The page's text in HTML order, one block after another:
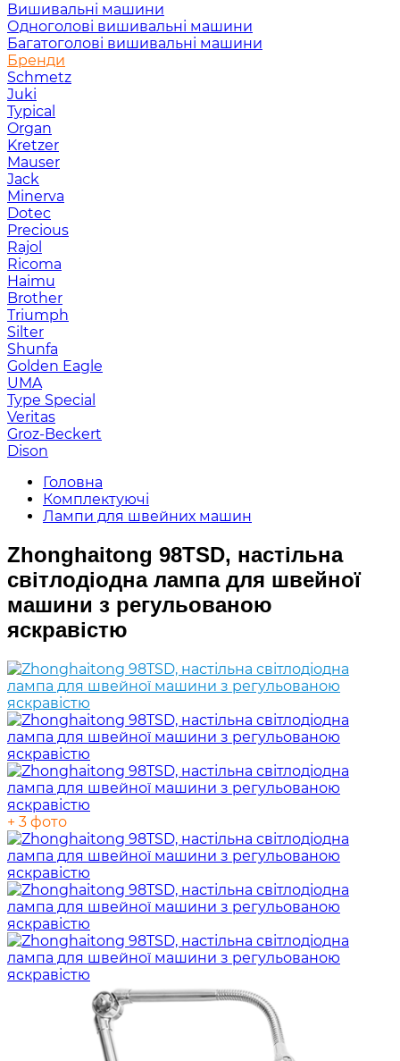
Вишивальні машини
Одноголові вишивальні машини
Багатоголові вишивальні машини
Бренди
Schmetz
Juki
Typical
Organ
Kretzer
Mauser
Jack
Minerva
Dotec
Precious
Rajol
Ricoma
Haimu
Brother
Triumph
Silter
Shunfa
Golden Eagle
UMA
Type Special
Veritas
Groz-Beckert
Dison
Головна
Комплектуючі
Лампи для швейних машин
Zhonghaitong 98TSD, настільна
світлодіодна лампа для швейної
машини з регульованою
яскравістю
+ 3 фото